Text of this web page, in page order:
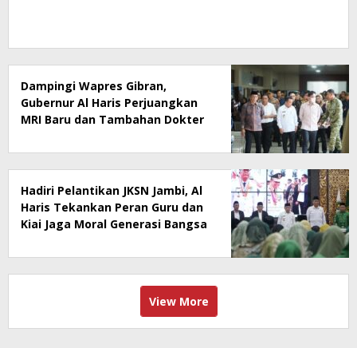
Dampingi Wapres Gibran,
Gubernur Al Haris Perjuangkan
MRI Baru dan Tambahan Dokter
Mattaher
Hadiri Pelantikan JKSN Jambi, Al
Haris Tekankan Peran Guru dan
Kiai Jaga Moral Generasi Bangsa
View More